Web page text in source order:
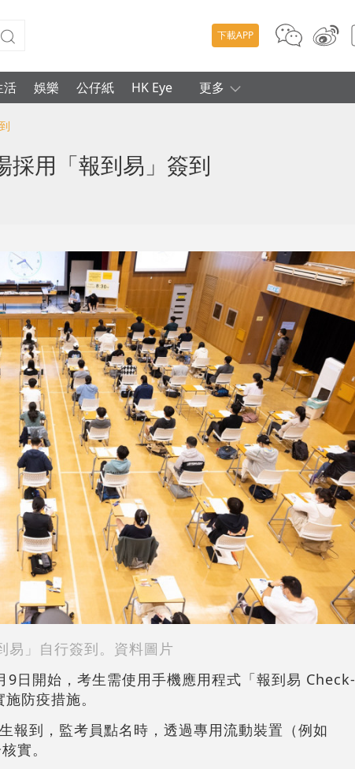
下載APP
活 娛樂 公仔紙 HK Eye 更多
用「報到易」簽到
易」自行簽到。資料圖片
9日開始，考生需使用手機應用程式「報到易 Check-
防疫措施。
報到，監考員點名時，透過專用流動裝置（例如
實。